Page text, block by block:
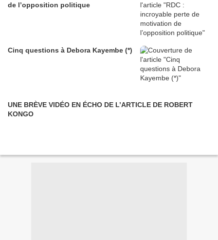
de l’opposition politique
Cinq questions à Debora Kayembe (*)
UNE BRÈVE VIDÉO EN ÉCHO DE L’ARTICLE DE ROBERT
KONGO